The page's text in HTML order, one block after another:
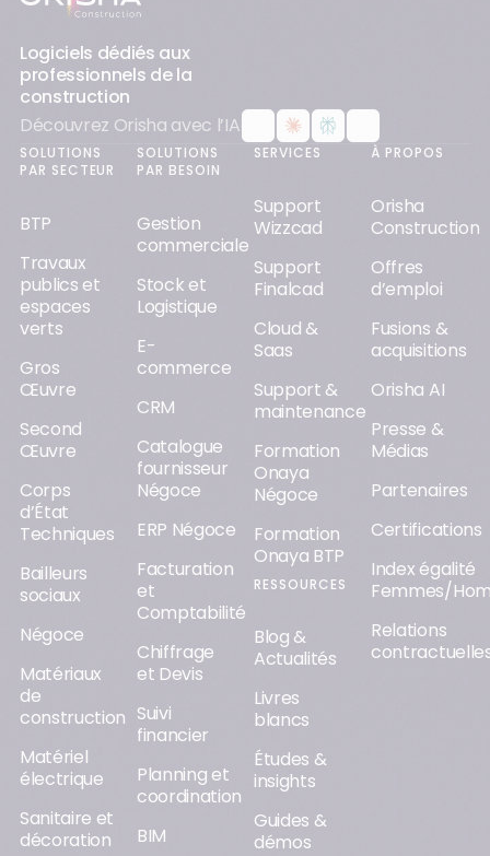
Logiciels dédiés aux
professionnels de la
construction
Découvrez Orisha avec l’IA
SOLUTIONS
PAR SECTEUR
BTP
Travaux
publics et
espaces
verts
Gros
Œuvre
Second
Œuvre
Corps
d’État
Techniques
Bailleurs
sociaux
Négoce
Matériaux
de
construction
Matériel
électrique
Sanitaire et
décoration
SOLUTIONS
PAR BESOIN
Gestion
commerciale
Stock et
Logistique
E-
commerce
CRM
Catalogue
fournisseur
Négoce
ERP Négoce
Facturation
et
Comptabilité
Chiffrage
et Devis
Suivi
financier
Planning et
coordination
BIM
SERVICES
Support
Wizzcad
Support
Finalcad
Cloud &
Saas
Support &
maintenance
Formation
Onaya
Négoce
Formation
Onaya BTP
RESSOURCES
Blog &
Actualités
Livres
blancs
Études &
insights
Guides &
démos
À PROPOS
Orisha
Construction
Offres
d’emploi
Fusions &
acquisitions
Orisha AI
Presse &
Médias
Partenaires
Certifications
Index égalité
Femmes/
Relations